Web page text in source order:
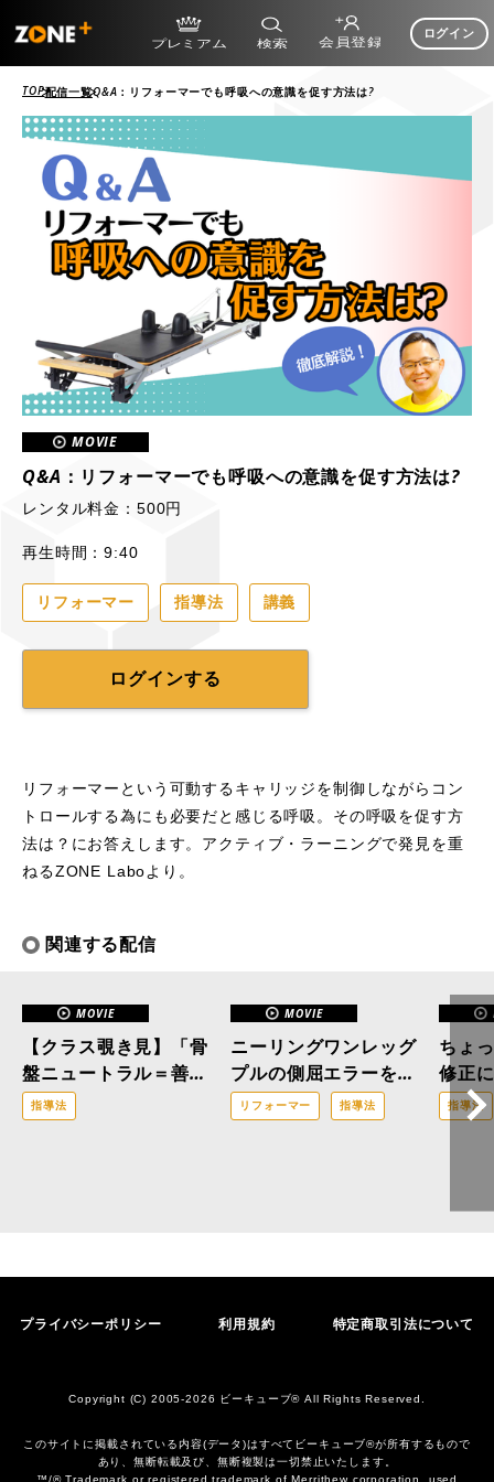
ログイン
TOP配信一覧Q&A：リフォーマーでも呼吸への意識を促す方法は?
MOVIE
Q&A：リフォーマーでも呼吸への意識を促す方法は?
レンタル料金：500円
再生時間：9:40
リフォーマー 指導法 講義
ログインする
リフォーマーという可動するキャリッジを制御しながらコン
トロールする為にも必要だと感じる呼吸。その呼吸を促す方
法は？にお答えします。アクティブ・ラーニングで発見を重
ねるZONE Laboより。
関連する配信
MOVIE
【クラス覗き見】「骨
盤ニュートラル＝善」
はもう古い？医療ピラ
ティスの現場から。
指導法
MOVIE
ニーリングワンレッグ
プルの側屈エラーを解
消！「三位一体の修
正」で改善へと導くア
リフォーマー 指導法
ちょ
修正
指導法
プライバシーポリシー 利用規約 特定商取引法について
Copyright (C) 2005-2026 ビーキューブ® All Rights Reserved.
このサイトに掲載されている内容(データ)はすべてビーキューブ®︎が所有するもので
あり、無断転載及び、無断複製は一切禁止いたします。
™/® Trademark or registered trademark of Merrithew corporation, used